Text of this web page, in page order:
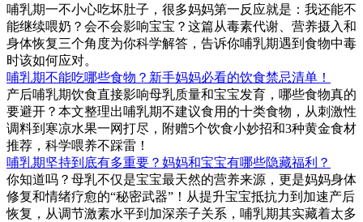
哺乳期一不小心吃坏肚子，很多妈妈第一反应就是：我还能不
能继续喂奶？会不会影响宝宝？这篇从毒素代谢、营养摄入和
身体恢复三个角度为你科学解答，告诉你哺乳期遇到食物中毒
时该如何应对。
哺乳期不能吃哪些食物？新手妈妈必看的饮食禁忌清单！
产后哺乳期饮食直接影响母乳质量和宝宝发育，哪些食物真的
要避开？本文整理出哺乳期不建议食用的十类食物，从刺激性
调料到寒凉水果一网打尽，附赠5个饮食小妙招和3种黄金食材
推荐，科学喂养不踩雷！
哺乳期坚持到底有多重要？妈妈和宝宝有哪些隐藏福利？
你知道吗？母乳不仅是宝宝最天然的营养来源，更是妈妈身体
修复和情绪疗愈的“秘密武器”！从提升宝宝抵抗力到加速产后
恢复，从调节激素水平到加深亲子关系，哺乳期其实藏着太多